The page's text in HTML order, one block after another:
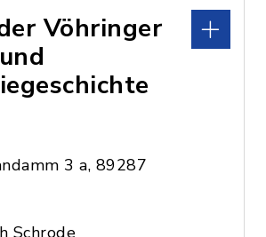
Vöhringer
3 a, 89287
Schrode